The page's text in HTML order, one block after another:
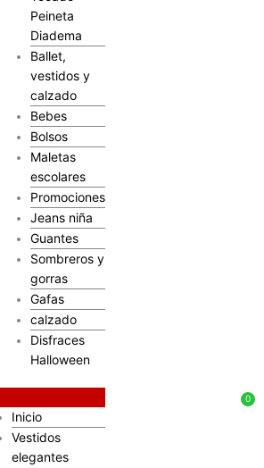
Peineta
Diadema
Ballet,
vestidos y
calzado
Bebes
Bolsos
Maletas
escolares
Promociones
Jeans niña
Guantes
Sombreros y
gorras
Gafas
calzado
Disfraces
Halloween
Inicio
Vestidos
elegantes
0